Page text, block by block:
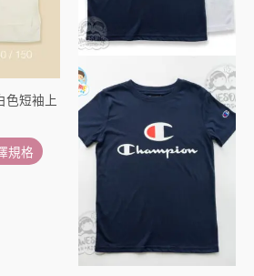
色短袖上
規格
產
品
面
式。
可
產
品
頁
面
選
擇
選